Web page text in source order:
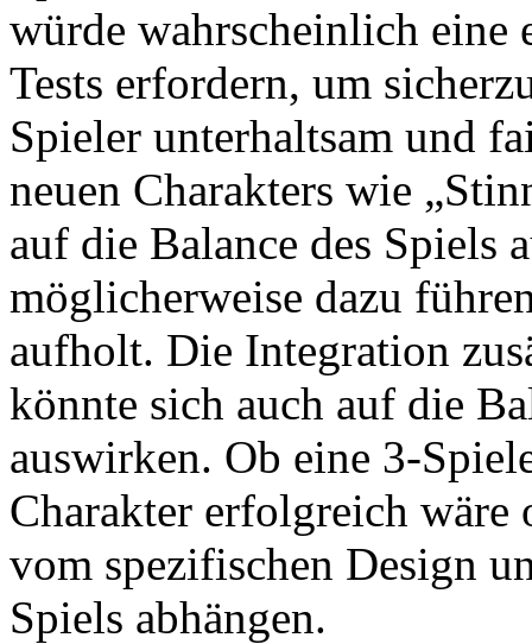
würde wahrscheinlich eine
Tests erfordern, um
Spieler unterhaltsam und
neuen Charakters wie
auf die Balance des Spiels
möglicherweise dazu
aufholt. Die Integration
könnte sich auch auf die
auswirken. Ob eine 3-
Charakter erfolgreich
vom spezifischen Design
Spiels abhängen.